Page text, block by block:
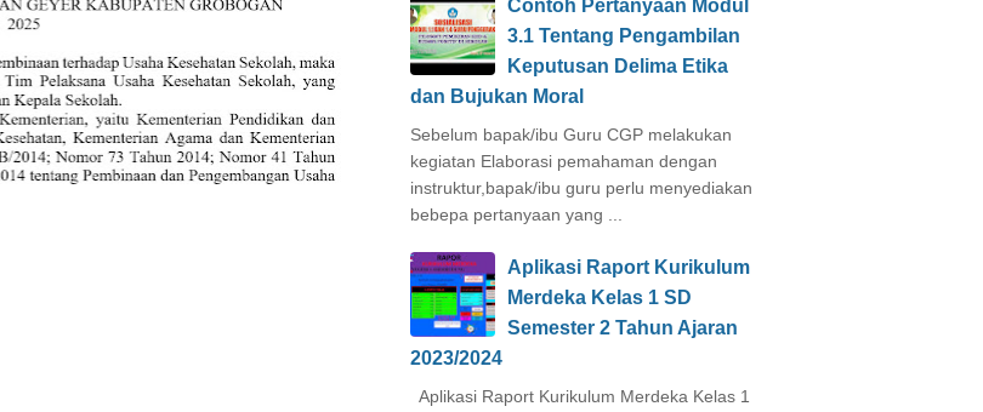
Contoh Pertanyaan Modul
3.1 Tentang Pengambilan
Keputusan Delima Etika
dan Bujukan Moral
Sebelum bapak/ibu Guru CGP melakukan
kegiatan Elaborasi pemahaman dengan
instruktur,bapak/ibu guru perlu menyediakan
bebepa pertanyaan yang ...
Aplikasi Raport Kurikulum
Merdeka Kelas 1 SD
Semester 2 Tahun Ajaran
2023/2024
Aplikasi Raport Kurikulum Merdeka Kelas 1